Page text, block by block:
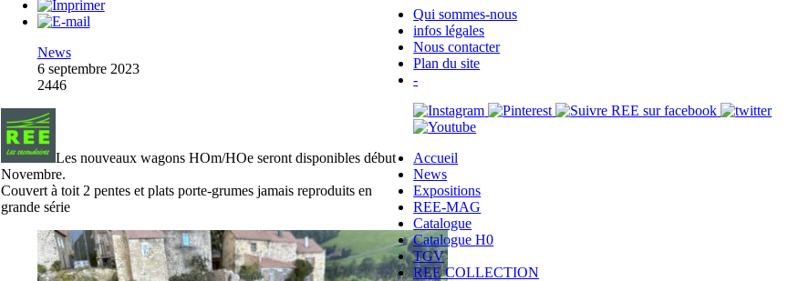
News
6 septembre 2023
2446
Les nouveaux wagons HOm/HOe seront disponibles début
Novembre.
Couvert à toit 2 pentes et plats porte-grumes jamais reproduits en
grande série
Qui sommes-nous
infos légales
Nous contacter
Plan du site
-
Accueil
News
Expositions
REE-MAG
Catalogue
Catalogue H0
TGV
REE COLLECTION